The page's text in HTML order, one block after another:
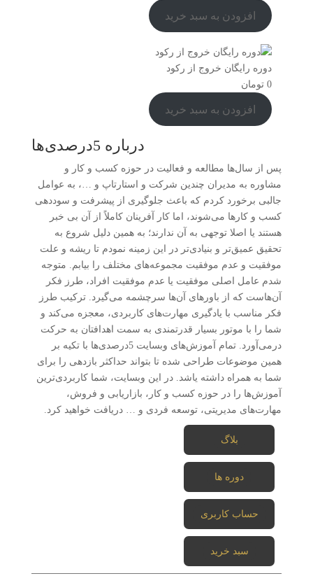
افزودن به سبد خرید
دوره رایگان خروج از رکود
0 تومان
افزودن به سبد خرید
درباره 5درصدی‌ها
پس از سال‌ها مطالعه و فعالیت در حوزه کسب و کار و
مشاوره به مدیران چندین شرکت و استارتاپ و …، به عوامل
جالبی برخورد کردم که باعث جلوگیری از پیشرفت و سوددهی
کسب و کارها می‌شوند، اما کار آفرینان کاملاً از آن بی خبر
هستند یا اصلا توجهی به آن ندارند؛ به همین دلیل شروع به
تحقیق عمیق‌تر و بنیادی‌تر در این زمینه نمودم تا ریشه و علت
موفقیت و عدم موفقیت مجموعه‌های مختلف را بیابم. متوجه
شدم عامل اصلی موفقیت یا عدم موفقیت افراد، طرز فکر
آن‌هاست که از باورهای آن‌ها سرچشمه می‌گیرد. ترکیب طرز
فکر مناسب با یادگیری مهارت‌های کاربردی، معجزه می‌کند و
شما را با موتور بسیار قدرتمندی به سمت اهدافتان به حرکت
درمی‌آورد. تمام آموزش‌های وبسایت 5درصدی‌ها با تکیه بر
همین موضوعات طراحی شده تا بتواند حداکثر بازدهی را برای
شما به همراه داشته یاشد. در این وبسایت، شما کاربردی‌ترین
آموزش‌ها را در حوزه کسب و کار، بازاریابی و فروش،
مهارت‌های مدیریتی، توسعه فردی و … دریافت خواهید کرد.
بلاگ
دوره ها
حساب کاربری
سبد خرید